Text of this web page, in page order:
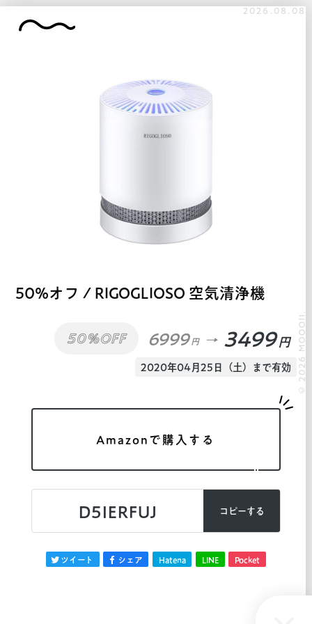
2026.08.08
50%オフ / RIGOGLIOSO 空気清浄機
50%OFF 6999 円 3499 円
2020年04月25日（土）まで有効
Amazonで購入する
D5IERFUJ コピーする
ツイート シェア Hatena LINE Pocket
© 2026 MOOOII.